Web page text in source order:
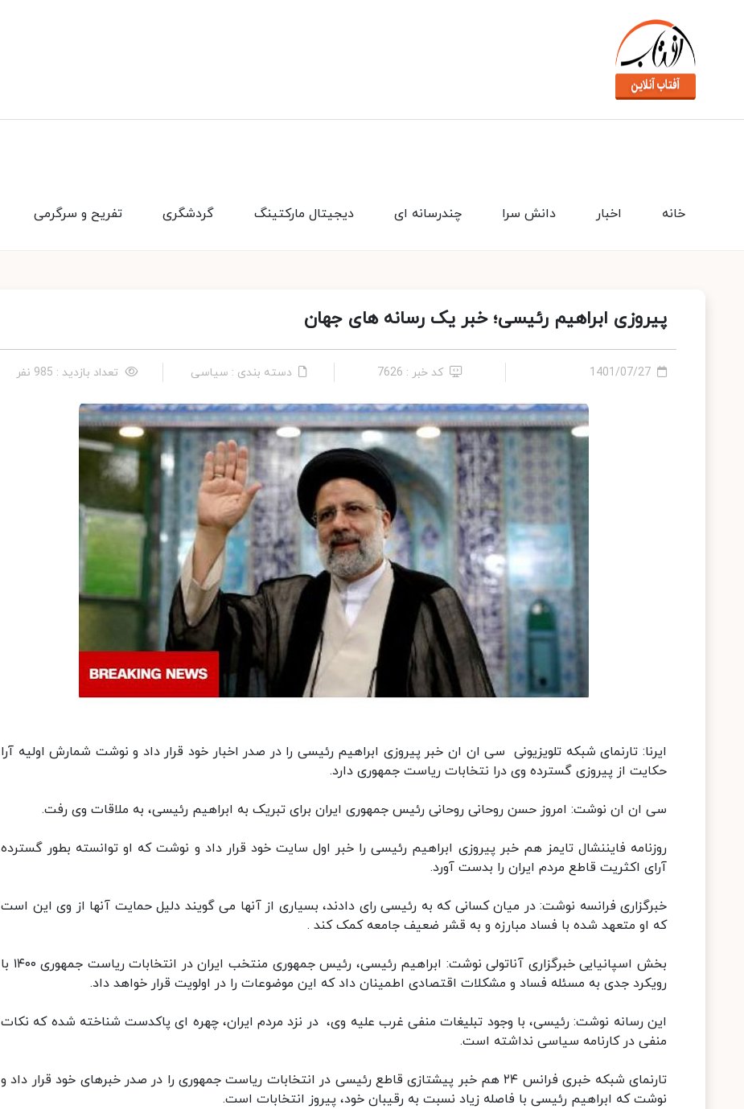
تفریح و سرگرمی گردشگری دیجیتال مارکتینگ چندرسانه ای دانش سرا اخبار خانه
پیروزی ابراهیم رئیسی؛ خبر یک رسانه های جهان
1401/07/27 کد خبر : 7626 دسته بندی : سیاسی تعداد بازدید : 985 نفر
ایرنا: تارنمای شبکه تلویزیونی سی ان ان خبر پیروزی ابراهیم رئیسی را در صدر اخبار خود قرار داد و نوشت شمارش اولیه آرا
حکایت از پیروزی گسترده وی درا نتخابات ریاست جمهوری دارد.
سی ان ان نوشت: امروز حسن روحانی روحانی رئیس جمهوری ایران برای تبریک به ابراهیم رئیسی، به ملاقات وی رفت.
روزنامه فایننشال تایمز هم خبر پیروزی ابراهیم رئیسی را خبر اول سایت خود قرار داد و نوشت که او توانسته بطور گسترده
آرای اکثریت قاطع مردم ایران را بدست آورد.
خبرگزاری فرانسه نوشت: در میان کسانی که به رئیسی رای دادند، بسیاری از آنها می گویند دلیل حمایت آنها از وی این است
که او متعهد شده با فساد مبارزه و به قشر ضعیف جامعه کمک کند .
بخش اسپانیایی خبرگزاری آناتولی نوشت: ابراهیم رئیسی، رئیس جمهوری منتخب ایران در انتخابات ریاست جمهوری ۱۴۰۰ با
رویکرد جدی به مسئله فساد و مشکلات اقتصادی اطمینان داد که این موضوعات را در اولویت قرار خواهد داد.
این رسانه نوشت: رئیسی، با وجود تبلیغات منفی غرب علیه وی، در نزد مردم ایران، چهره ای پاکدست شناخته شده که نکات
منفی در کارنامه سیاسی نداشته است.
تارنمای شبکه خبری فرانس ۲۴ هم خبر پیشتازی قاطع رئیسی در انتخابات ریاست جمهوری را در صدر خبرهای خود قرار داد و
نوشت که ابراهیم رئیسی با فاصله زیاد نسبت به رقیبان خود، پیروز انتخابات است.